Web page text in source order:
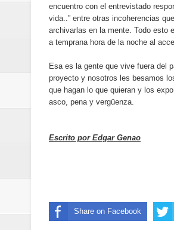
Humano
Maridalia
Domingo
encuentro con el entrevistado
vida..” entre otras incoherencias
archivarlas en la mente. Todo esto
a temprana hora de la noche al
Esa es la gente que vive fuera del
proyecto y nosotros les besamos
que hagan lo que quieran y los
asco, pena y vergüenza.
Escrito por Edgar Genao
Share on Facebook